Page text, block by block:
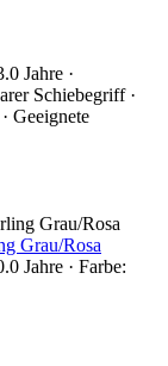
Jahre ·
Schiebegriff ·
Geeignete
Grau/Rosa
Jahre · Farbe: